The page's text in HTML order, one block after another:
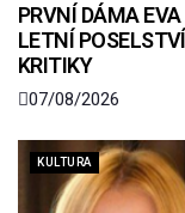
PRVNÍ DÁMA
LETNÍ
KRITIKY
07/08/2026
KULTURA